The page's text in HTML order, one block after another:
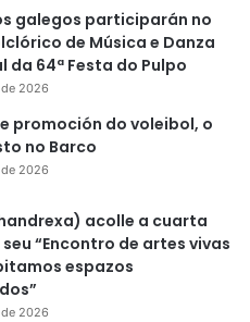
galegos participarán no
de Música e Danza
da 64ª Festa do Pulpo
2026
promoción do voleibol, o
no Barco
2026
acolle a cuarta
“Encontro de artes vivas
espazos
2026